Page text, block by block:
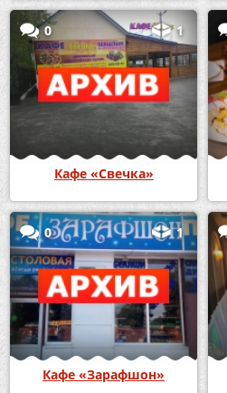
0 1
Кафе «Свечка»
0 1
Кафе «Зарафшон»